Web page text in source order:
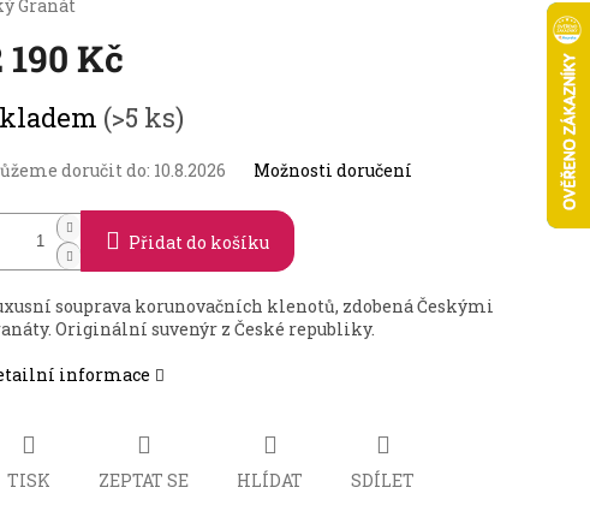
Granát
190 Kč
(>5 ks)
doručit do: 10.8.2026 Možnosti doručení
Přidat do košíku
souprava korunovačních klenotů, zdobená Českými
Originální suvenýr z České republiky.
informace
TISK ZEPTAT SE HLÍDAT SDÍLET